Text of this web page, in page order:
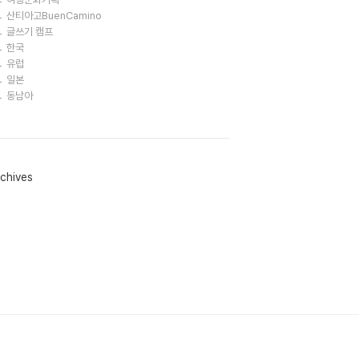
산티아고BuenCamino
글쓰기 캠프
한국
유럽
일본
동남아